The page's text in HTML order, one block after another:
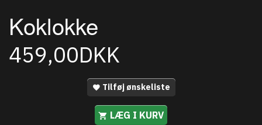
Koklokke
459,00DKK
Tilføj ønskeliste
LÆG I KURV